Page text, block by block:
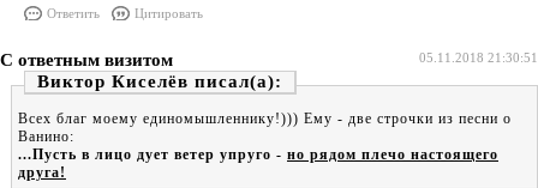
Ответить Цитировать
05.11.2018 21:30:51
С ответным визитом
Виктор Киселёв
Всех благ моему единомышленнику!))) Ему - две строчки из песни о
Ванино:
...Пусть в лицо дует ветер упруго - но рядом плечо настоящего
друга!